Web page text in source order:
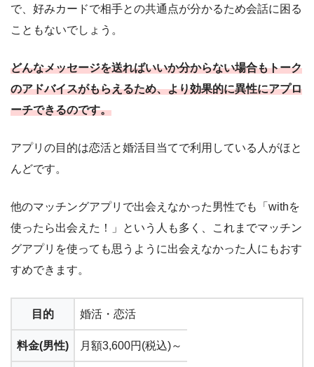
で、好みカードで相手との共通点が分かるため会話に困る
こともないでしょう。
どんなメッセージを送ればいいか分からない場合もトーク
のアドバイスがもらえるため、より効果的に異性にアプロ
ーチできるのです。
アプリの目的は恋活と婚活目当てで利用している人がほと
んどです。
他のマッチングアプリで出会えなかった男性でも「withを
使ったら出会えた！」という人も多く、これまでマッチン
グアプリを使っても思うように出会えなかった人にもおす
すめできます。
目的 婚活・恋活
料金(男性) 月額3,600円(税込)～